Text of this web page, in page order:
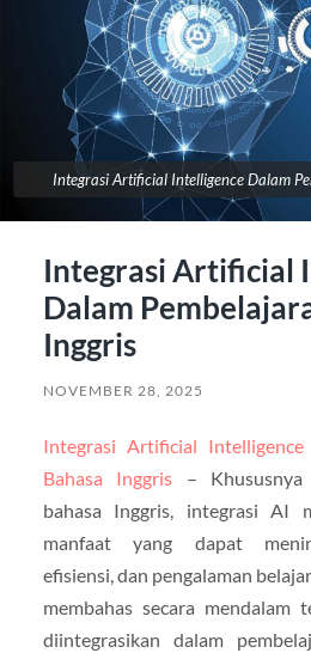
Integrasi Artificial Intelligence Dalam
Integrasi Artificial
Dalam
Inggris
NOVEMBER 28, 2025
Integrasi Artificial Intelligence
Bahasa Inggris – Khususnya
bahasa Inggris, integrasi AI
manfaat yang dapat
efisiensi, dan pengalaman
membahas secara mendalam
diintegrasikan dalam